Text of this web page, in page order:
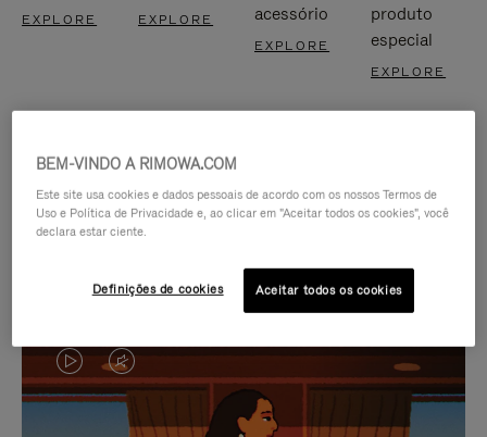
EXPLORE EXPLORE
acessório
EXPLORE
produto
especial
EXPLORE
O
VÍDEO
O
VÍDEO
BEM-VINDO A RIMOWA.COM
Este site usa cookies e dados pessoais de acordo com os nossos Termos de
Uso e Política de Privacidade e, ao clicar em "Aceitar todos os cookies", você
declara estar ciente.
Definições de cookies Aceitar todos os cookies